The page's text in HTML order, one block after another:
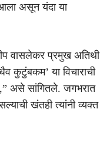
आला असून यंदा या
वासलेकर प्रमुख अतिथी
कुटुंबकम’ या विचाराची
असे सांगितले. जगभरात
खंतही त्यांनी व्यक्त